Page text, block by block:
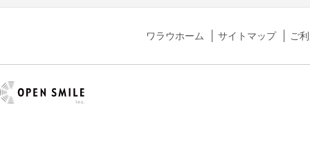
ワラウホーム サイトマップ ご